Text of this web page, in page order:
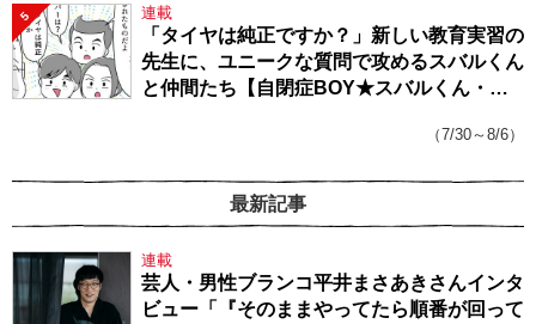
5 連載
「タイヤは純正ですか？」新しい教育実習の
先生に、ユニークな質問で攻めるスバルくん
と仲間たち【自閉症BOY★スバルくん・
（7/30～8/6）
最新記事
連載
芸人・男性ブランコ平井まさあきさんインタ
ビュー「『そのままやってたら順番が回って